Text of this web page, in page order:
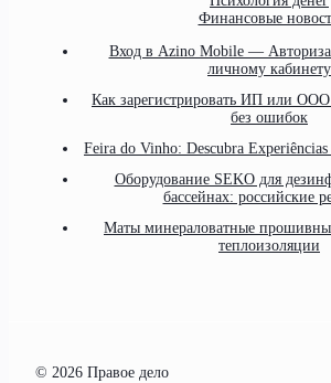
Финансовые
Вход в Azino Mobile —
личному кабинету
Как зарегистрировать ИП или
без ошибок
Feira do Vinho: Descubra
Оборудование SEKO для
бассейнах: российские
Маты минераловатные
теплоизоляции
© 2026 Правое дело